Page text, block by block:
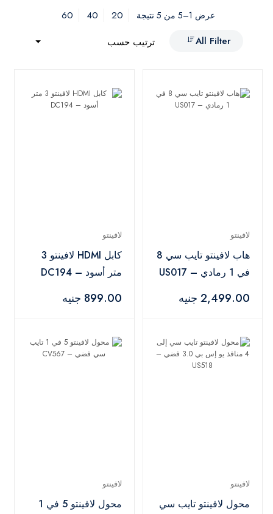
عرض 1–5 من 5 نتيجة 20
40
60
All Filter
ترتيب حسب
لافينتو
هاب لافينتو تايب سي 8
في 1 رمادي – US017
2,499.00 جنيه
لافينتو
كابل HDMI لافينتو 3
متر أسود – DC194
899.00 جنيه
لافينتو
محول لافينتو تايب سي
لافينتو
محول لافينتو 5 في 1